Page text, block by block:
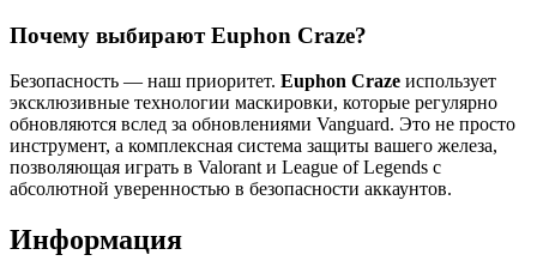
Почему выбирают Euphon Craze?
Безопасность — наш приоритет. Euphon Craze использует
эксклюзивные технологии маскировки, которые регулярно
обновляются вслед за обновлениями Vanguard. Это не просто
инструмент, а комплексная система защиты вашего железа,
позволяющая играть в Valorant и League of Legends с
абсолютной уверенностью в безопасности аккаунтов.
Информация